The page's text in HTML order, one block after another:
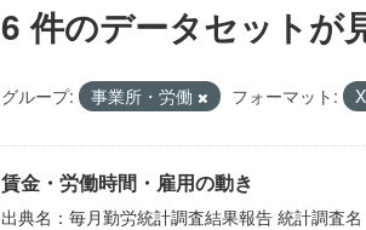
6 件のデータセットが
グループ: 事業所・労働 フォーマット:
賃金・労働時間・雇用の動き
出典名：毎月勤労統計調査結果報告 統計調査